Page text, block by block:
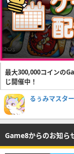
最大300,000コインの
じ開催中！
るぅみマスター
Game8からのお知ら